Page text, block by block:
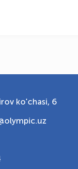
ko'chasi, 6